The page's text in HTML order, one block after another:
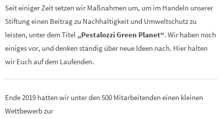
Seit einiger Zeit setzen wir Maßnahmen um, um im Handeln unserer
Stiftung einen Beitrag zu Nachhaltigkeit und Umweltschutz zu
leisten, unter dem Titel „Pestalozzi Green Planet“. Wir haben noch
einiges vor, und denken ständig über neue Ideen nach. Hier halten
wir Euch auf dem Laufenden.
Ende 2019 hatten wir unter den 500 Mitarbeitenden einen kleinen
Wettbewerb zur